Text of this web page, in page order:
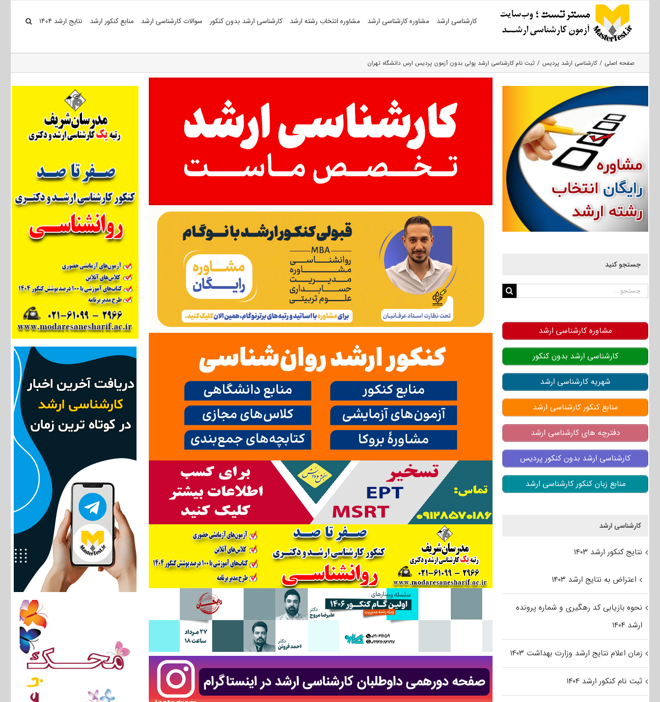
کارشناسی ارشد مشاوره کارشناسی ارشد مشاوره انتخاب رشته ارشد کارشناسی ارشد بدون کنکور سوالات کارشناسی ارشد منابع کنکور ارشد نتایج ارشد ۱۴۰۴
صفحه اصلی کارشناسی ارشد پردیس ثبت نام کارشناسی ارشد پولی بدون آزمون پردیس ارس دانشگاه تهران
جستجو کنید
جستجو
مشاوره کارشناسی ارشد
کارشناسی ارشد بدون کنکور
شهریه کارشناسی ارشد
منابع کنکور کارشناسی ارشد
دفترچه های کارشناسی ارشد
کارشناسی ارشد بدون کنکور پردیس
منابع زبان کنکور کارشناسی ارشد
کارشناسی ارشد
نتایج کنکور ارشد ۱۴۰۳
اعتراض به نتایج ارشد ۱۴۰۳
نحوه بازیابی کد رهگیری و شماره پرونده
ارشد ۱۴۰۴
زمان اعلام نتایج ارشد وزارت بهداشت ۱۴۰۳
ثبت نام کنکور ارشد ۱۴۰۴